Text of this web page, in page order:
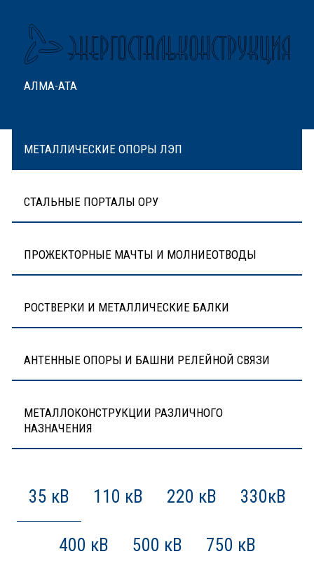
АЛМА-АТА
МЕТАЛЛИЧЕСКИЕ ОПОРЫ ЛЭП
СТАЛЬНЫЕ ПОРТАЛЫ ОРУ
ПРОЖЕКТОРНЫЕ МАЧТЫ И МОЛНИЕОТВОДЫ
РОСТВЕРКИ И МЕТАЛЛИЧЕСКИЕ БАЛКИ
АНТЕННЫЕ ОПОРЫ И БАШНИ РЕЛЕЙНОЙ СВЯЗИ
МЕТАЛЛОКОНСТРУКЦИИ РАЗЛИЧНОГО
НАЗНАЧЕНИЯ
35 кВ 110 кВ 220 кВ 330кВ
400 кВ 500 кВ 750 кВ